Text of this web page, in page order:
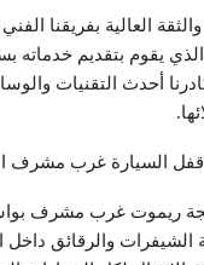
والثقة العالية بفريقنا
يقوم بتقديم خدماته
أحدث التقنيات
السيارة غرب مشرف
ريموت غرب مشرف
والرقائق داخل